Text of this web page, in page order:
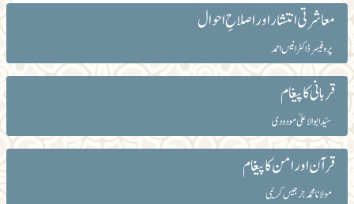
معاشرتی انتشار اور اصلاحِ احوال
پروفیسر ڈاکٹر انیس احمد
قربانی کا پیغام
سیّد ابوالاعلیٰ مودودی
قر آن اور امن کا پیغام
مولانا محمد جرجیس کریمی